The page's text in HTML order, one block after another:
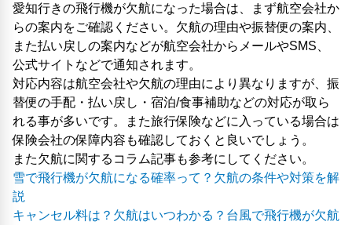
愛知行きの飛行機が欠航になった場合は、まず航空会社か
らの案内をご確認ください。欠航の理由や振替便の案内、
また払い戻しの案内などが航空会社からメールやSMS、
公式サイトなどで通知されます。
対応内容は航空会社や欠航の理由により異なりますが、振
替便の手配・払い戻し・宿泊/食事補助などの対応が取ら
れる事が多いです。また旅行保険などに入っている場合は
保険会社の保障内容も確認しておくと良いでしょう。
また欠航に関するコラム記事も参考にしてください。
雪で飛行機が欠航になる確率って？欠航の条件や対策を解
説
キャンセル料は？欠航はいつわかる？台風で飛行機が欠航